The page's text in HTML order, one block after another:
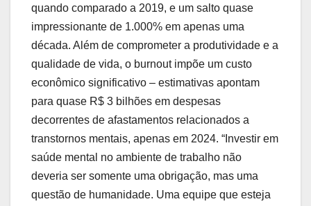
quando comparado a 2019, e um salto quase
impressionante de 1.000% em apenas uma
década. Além de comprometer a produtividade e a
qualidade de vida, o burnout impõe um custo
econômico significativo – estimativas apontam
para quase R$ 3 bilhões em despesas
decorrentes de afastamentos relacionados a
transtornos mentais, apenas em 2024. “Investir em
saúde mental no ambiente de trabalho não
deveria ser somente uma obrigação, mas uma
questão de humanidade. Uma equipe que esteja